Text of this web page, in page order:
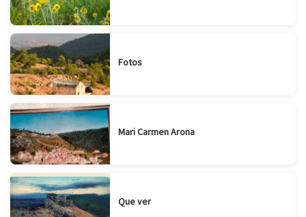
Fotos
Mari Carmen Arona
Que ver